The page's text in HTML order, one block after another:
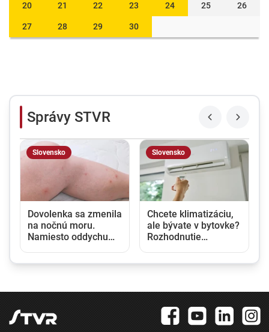
20 21 22 23 24 25 26
27 28 29 30
Správy STVR
Slovensko
Dovolenka sa zmenila
na nočnú moru.
Namiesto oddychu
Slovensko
Chcete klimatizáciu,
ale bývate v bytovke?
Rozhodnutie